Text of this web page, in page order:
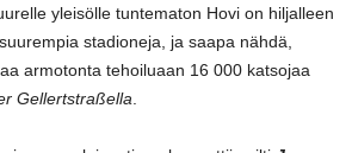
yleisölle tuntematon Hovi on hiljalleen
stadioneja, ja saapa nähdä,
armotonta tehoiluaan 16 000 katsojaa
Gellertstraßella